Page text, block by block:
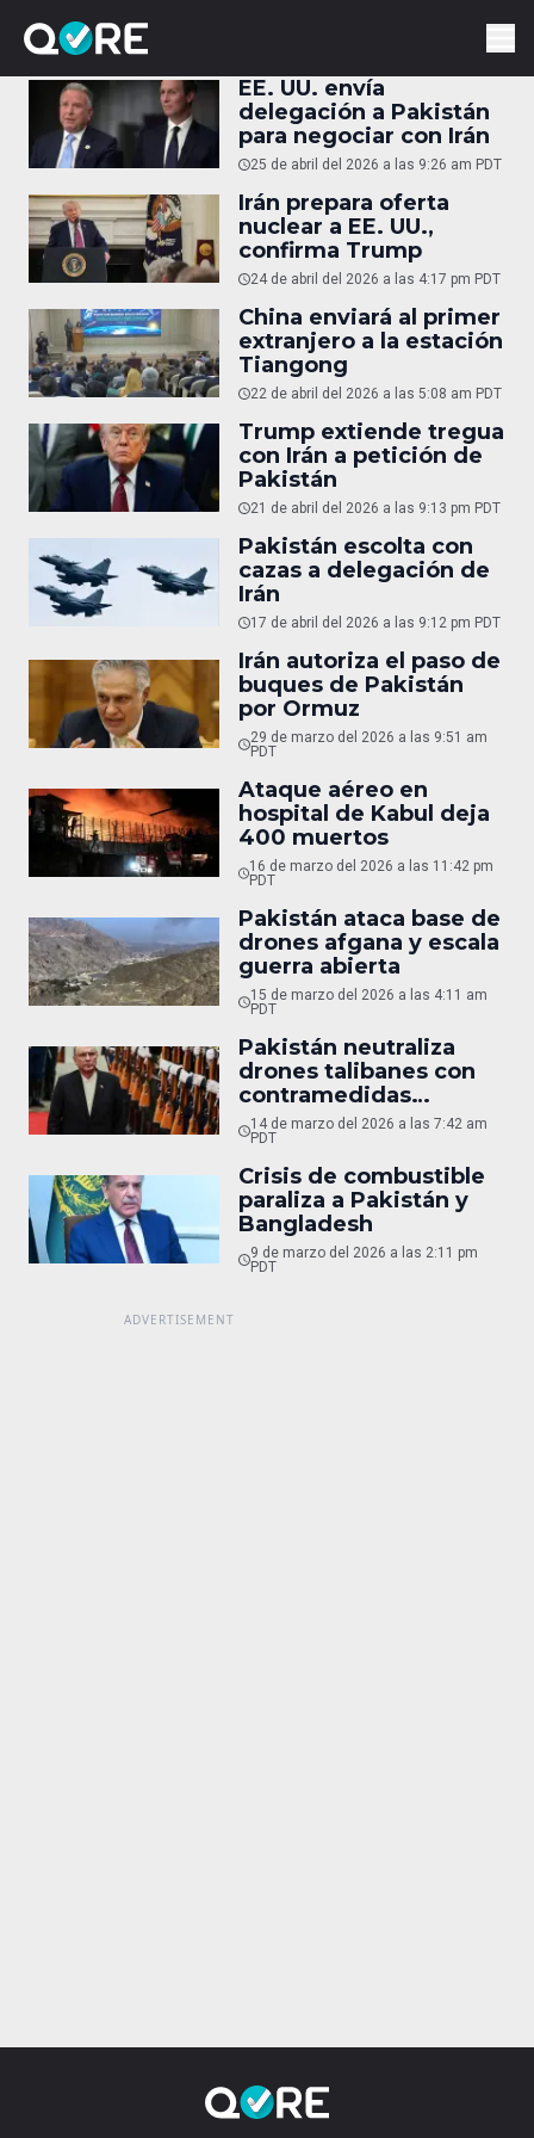
EE. UU. envía
delegación a Pakistán
para negociar con Irán
25 de abril del 2026 a las 9:26 am PDT
Irán prepara oferta
nuclear a EE. UU.,
confirma Trump
24 de abril del 2026 a las 4:17 pm PDT
China enviará al primer
extranjero a la estación
Tiangong
22 de abril del 2026 a las 5:08 am PDT
Trump extiende tregua
con Irán a petición de
Pakistán
21 de abril del 2026 a las 9:13 pm PDT
Pakistán escolta con
cazas a delegación de
Irán
17 de abril del 2026 a las 9:12 pm PDT
Irán autoriza el paso de
buques de Pakistán
por Ormuz
29 de marzo del 2026 a las 9:51 am
PDT
Ataque aéreo en
hospital de Kabul deja
400 muertos
16 de marzo del 2026 a las 11:42 pm
PDT
Pakistán ataca base de
drones afgana y escala
guerra abierta
15 de marzo del 2026 a las 4:11 am
PDT
Pakistán neutraliza
drones talibanes con
contramedidas
electrónicas
14 de marzo del 2026 a las 7:42 am
PDT
Crisis de combustible
paraliza a Pakistán y
Bangladesh
9 de marzo del 2026 a las 2:11 pm
PDT